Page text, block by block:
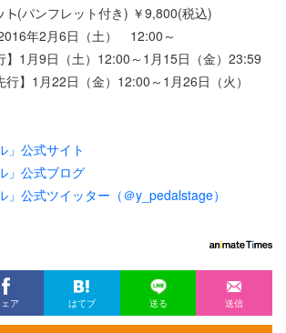
(パンフレット付き) ￥9,800(税込)
年2月6日（土） 12:00～
】1月9日（土）12:00～1月15日（金）23:59
行】1月22日（金）12:00～1月26日（火）
」公式サイト
」公式ブログ
」公式ツイッター（＠y_pedalstage）
ア はてブ 送る 送信